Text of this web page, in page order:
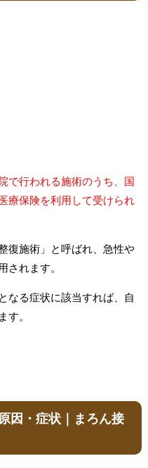
で行われる施術のうち、国
療保険を利用して受けられ
復施術」と呼ばれ、急性や
されます。
なる症状に該当すれば、自
す。
因・症状｜まろん接